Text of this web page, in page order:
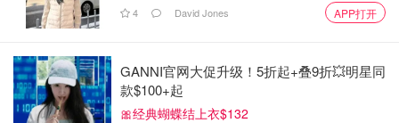
4 David Jones APP打开
GANNI官网大促升级！5折起+叠9折💥明星同
款$100+起
🎀经典蝴蝶结上衣$132